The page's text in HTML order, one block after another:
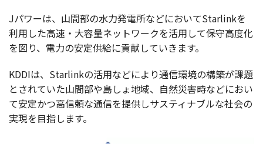
Jパワーは、 山間部の水力発電所などにおいてStarlinkを
利用した高速 ・ 大容量ネットワークを活用して保守高度化
を図り、 電力の安定供給に貢献していきます。
KDDIは、Starlinkの活用などにより通信環境の構築が課題
とされていた山間部や島しょ地域、 自然災害時などにおい
て安定かつ高信頼な通信を提供しサスティナブルな社会の
実現を目指します。